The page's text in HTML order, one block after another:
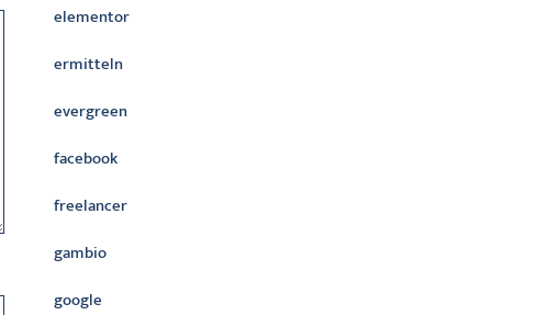
elementor
ermitteln
evergreen
facebook
freelancer
gambio
google